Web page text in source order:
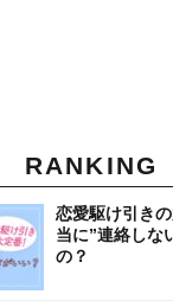
RANKING
恋愛駆け引き
当に”連絡しな
の？